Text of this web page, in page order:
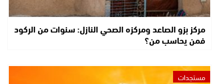
مركز بزو الصاعد ومركزه الصحي النازل: سنوات من الركود
فمن يحاسب من؟
مستجدات